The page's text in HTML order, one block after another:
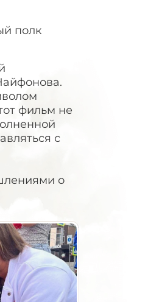
полк
фильм не
с
о